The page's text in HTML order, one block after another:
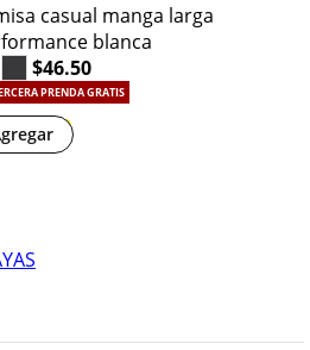
¡NUEVO!
casual manga larga
blanca
$46.50
PRENDA GRATIS